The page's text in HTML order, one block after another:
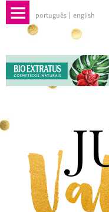
português english